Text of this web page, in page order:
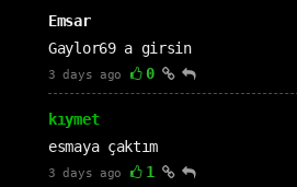
Emsar
Gaylor69 a girsin
3 days ago 0
kıymet
esmaya çaktım
3 days ago 1